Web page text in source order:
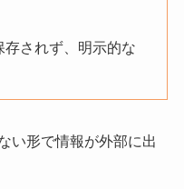
されず、明示的な
い形で情報が外部に出